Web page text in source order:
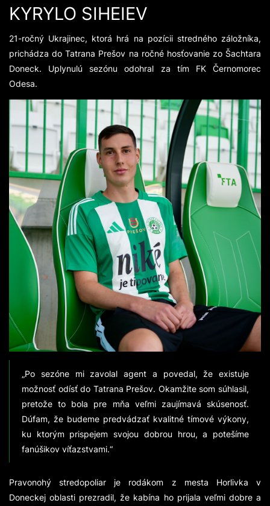
KYRYLO SIHEIEV
21-ročný Ukrajinec, ktorá hrá na pozícii stredného záložníka,
prichádza do Tatrana Prešov na ročné hosťovanie zo Šachtara
Doneck. Uplynulú sezónu odohral za tím FK Černomorec
Odesa.
„Po sezóne mi zavolal agent a povedal, že existuje
možnosť odísť do Tatrana Prešov. Okamžite som súhlasil,
pretože to bola pre mňa veľmi zaujímavá skúsenosť.
Dúfam, že budeme predvádzať kvalitné tímové výkony,
ku ktorým prispejem svojou dobrou hrou, a potešíme
fanúšikov víťazstvami.“
Pravonohý stredopoliar je rodákom z mesta Horlivka v
Doneckej oblasti prezradil, že kabína ho prijala veľmi dobre a